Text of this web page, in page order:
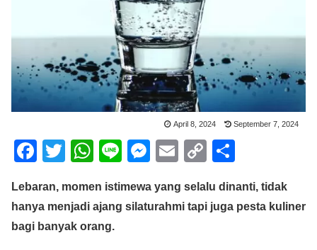
April 8, 2024 September 7, 2024
F
c
e
T
tt
er
W
at
s
Li
e
M
ss
e
E
ail
C
p
y
ar
e
Lebaran, momen istimewa yang selalu dinanti, tidak
hanya menjadi ajang silaturahmi tapi juga pesta kuliner
bagi banyak orang.